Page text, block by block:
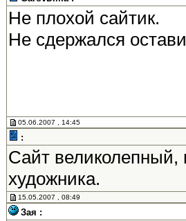
Не плохой сайтик.
Не сдержался
05.06.2007 , 14:45
:
Сайт великолепный,
художника.
15.05.2007 , 08:49
Зая :